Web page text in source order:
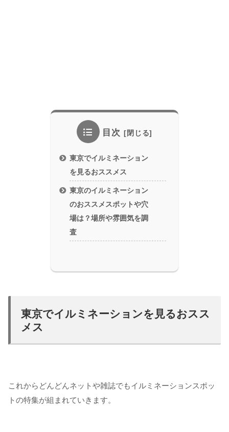
目次
東京でイルミネーション
を見るおススメス
東京のイルミネーション
のおススメスポットや穴
場は？場所や雰囲気を調
査
東京でイルミネーションを見るおスス
メス
これからどんどんネットや雑誌でもイルミネーションスポッ
トの特集が組まれていきます。